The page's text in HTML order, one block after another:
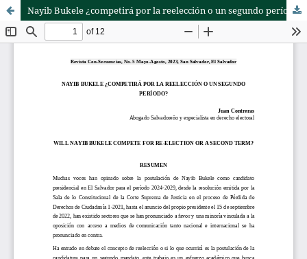
Nayib Bukele ¿competirá por la reelección o un segundo período?